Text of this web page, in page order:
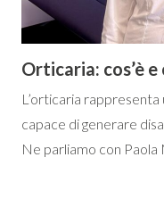
Orticaria: cos’è
L’orticaria
capace di generare
Ne parliamo con Paola